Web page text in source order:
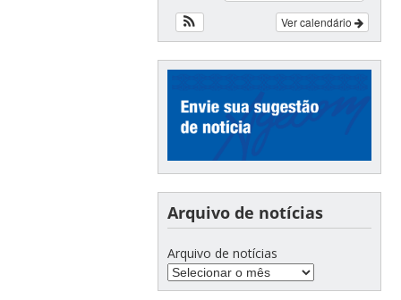
Ver calendário
Arquivo de notícias
Arquivo de notícias